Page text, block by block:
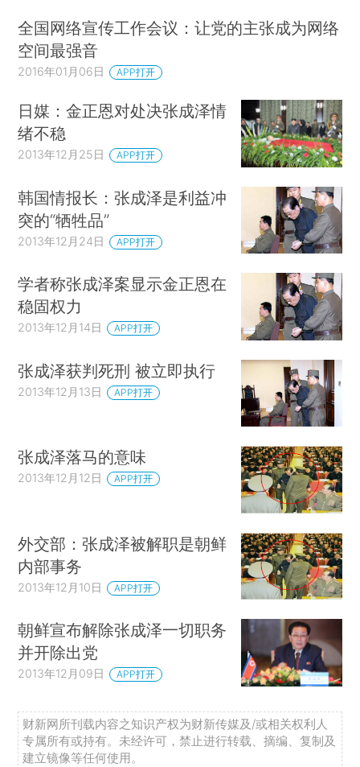
全国网络宣传工作会议：让党的主张成为网络
空间最强音
2016年01月06日 APP打开
日媒：金正恩对处决张成泽情
绪不稳
2013年12月25日 APP打开
韩国情报长：张成泽是利益冲
突的“牺牲品”
2013年12月24日 APP打开
学者称张成泽案显示金正恩在
稳固权力
2013年12月14日 APP打开
张成泽获判死刑 被立即执行
2013年12月13日 APP打开
张成泽落马的意味
2013年12月12日 APP打开
外交部：张成泽被解职是朝鲜
内部事务
2013年12月10日 APP打开
朝鲜宣布解除张成泽一切职务
并开除出党
2013年12月09日 APP打开
财新网所刊载内容之知识产权为财新传媒及/或相关权利人
专属所有或持有。未经许可，禁止进行转载、摘编、复制及
建立镜像等任何使用。